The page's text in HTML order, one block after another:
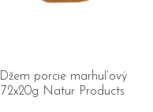
Džem porcie marhuľový
72x20g Natur Products